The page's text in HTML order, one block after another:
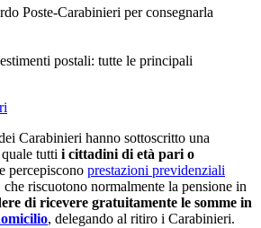
postali: tutte le principali
Carabinieri hanno sottoscritto una
tutti i cittadini di età pari o
percepiscono prestazioni previdenziali
riscuotono normalmente la pensione in
di ricevere gratuitamente le somme in
, delegando al ritiro i Carabinieri.